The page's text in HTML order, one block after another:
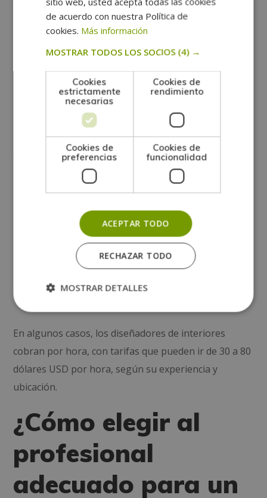
interiores es generalmente más técnico e incluye
aspectos como la distribución de espacios, selección
de materiales y detalles constructivos, además del
estilo decorativo.
Los proyectos de diseño de interiores en
Latinoamérica suelen tener un rango de precios
amplio, que varía según la profundidad y complejidad
Consultoría o asesoría básica:
Entre 200 y 500
Proyecto completo:Desde 1,000 hasta 10,000
dólares USD o más, dependiendo de la
envergadura y nivel de detalle.
En algunos casos, los diseñadores de interiores
cobran por hora, con tarifas que pueden ir de 30 a 80
dólares USD por hora, según su experiencia y
ubicación.
¿Cómo elegir al
profesional
adecuado para un
de acuerdo con nuestra Política de
cookies. Más información
MOSTRAR TODOS LOS SOCIOS (4) →
Cookies
estrictamente
necesarias
Cookies de
rendimiento
Cookies de
preferencias
Cookies de
funcionalidad
ACEPTAR TODO
RECHAZAR TODO
MOSTRAR DETALLES